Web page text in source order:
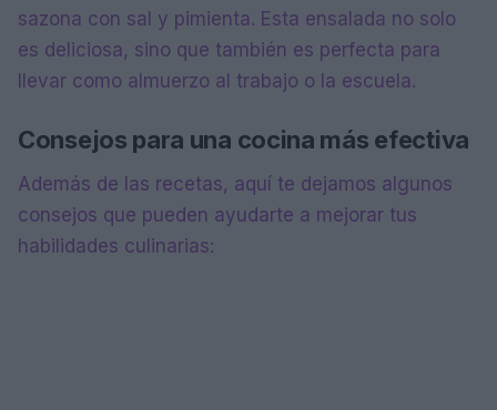
sazona con sal y pimienta. Esta ensalada no solo
es deliciosa, sino que también es perfecta para
llevar como almuerzo al trabajo o la escuela.
Consejos para una cocina más efectiva
Además de las recetas, aquí te dejamos algunos
consejos que pueden ayudarte a mejorar tus
habilidades culinarias: